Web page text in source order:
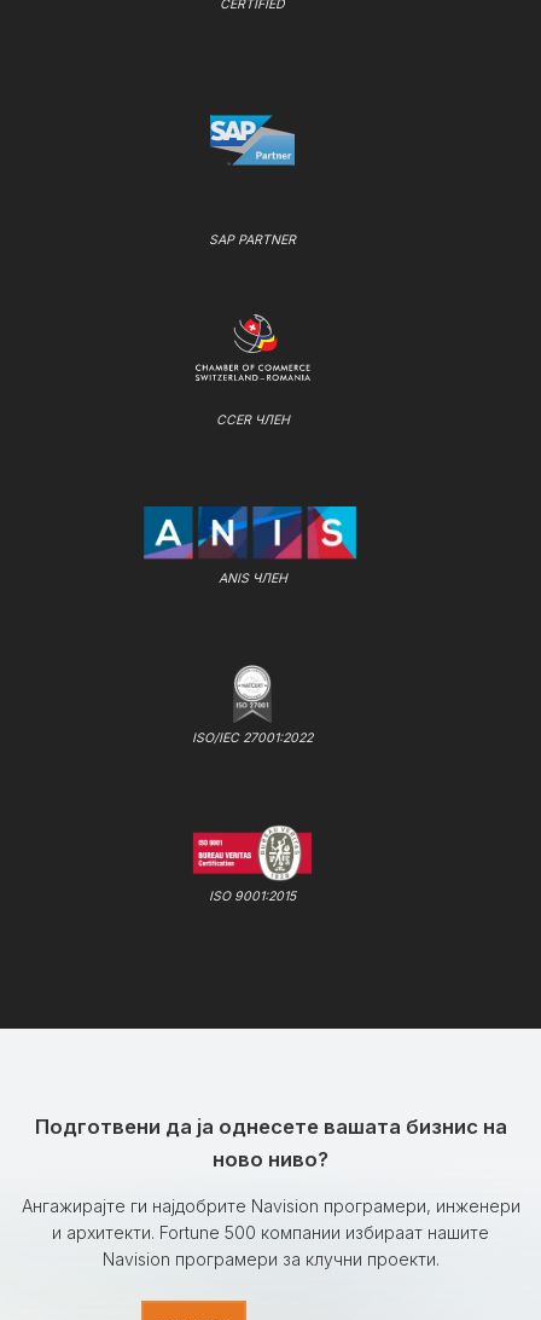
CERTIFIED
SAP PARTNER
CCER ЧЛЕН
ANIS ЧЛЕН
ISO/IEC 27001:2022
ISO 9001:2015
Подготвени да ја однесете вашата бизнис на
ново ниво?
Ангажирајте ги најдобрите Navision програмери, инженери
и архитекти. Fortune 500 компании избираат нашите
Navision програмери за клучни проекти.